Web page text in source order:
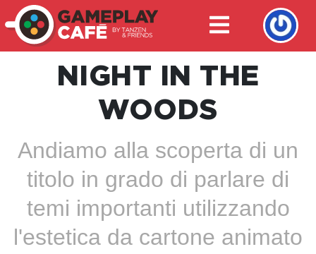
NIGHT IN THE
WOODS
Andiamo alla scoperta di un
titolo in grado di parlare di
temi importanti utilizzando
l'estetica da cartone animato